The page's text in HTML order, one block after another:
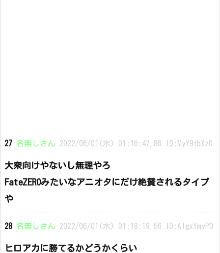
27 名無しさん 2022/06/01(水) 01:16:47.86 ID:MyY9tbXz0
大衆向けやないし無理やろ
FateZEROみたいなアニオタにだけ絶賛されるタイプ
や
28 名無しさん 2022/06/01(水) 01:18:19.56 ID:AIgxYmyP0
ヒロアカに勝てるかどうかくらい